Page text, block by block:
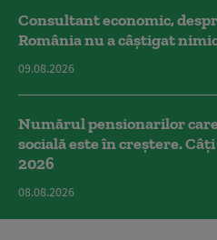
Consultant economic,
România nu a câştigat
09.08.2026
Numărul pensionarilor
socială este în creștere.
2026
08.08.2026